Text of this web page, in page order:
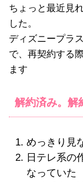
ちょっと最近見
した。
ディズニープラ
で、再契約する
ます
解約済み。解
めっきり見
日テレ系の
なっていた